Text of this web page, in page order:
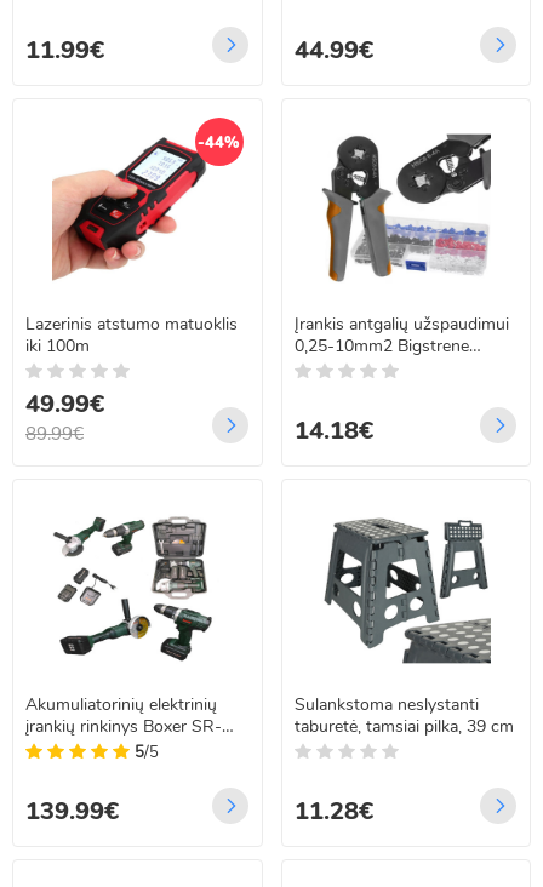
11.99€ 44.99€
-44%
Lazerinis atstumo matuoklis
iki 100m
49.99€
89.99€
Įrankis antgalių užspaudimui
0,25-10mm2 Bigstrene
23271
14.18€
Akumuliatorinių elektrinių
įrankių rinkinys Boxer SR-
036
5/5
139.99€
Sulankstoma neslystanti
taburetė, tamsiai pilka, 39 cm
11.28€